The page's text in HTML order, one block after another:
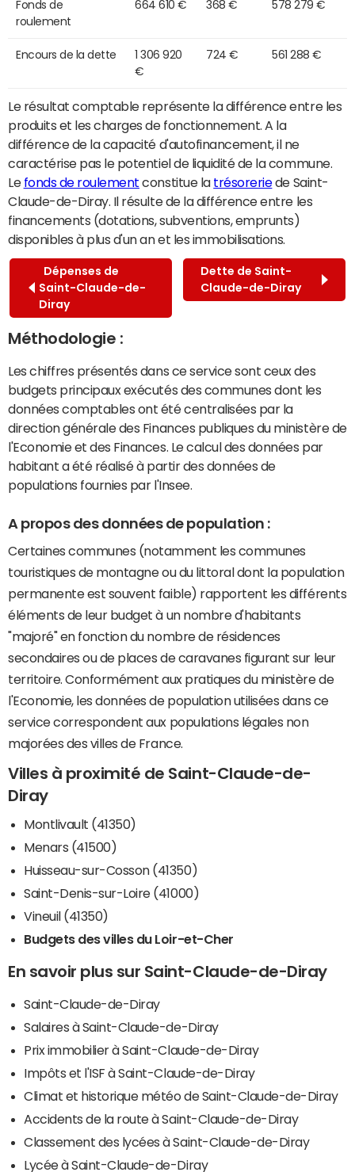
Fonds de
roulement
664 610 € 368 € 578 279 €
Encours de la dette
1 306 920
€
724 € 561 288 €
Le résultat comptable représente la différence entre les
produits et les charges de fonctionnement. A la
différence de la capacité d'autofinancement, il ne
caractérise pas le potentiel de liquidité de la commune.
Le fonds de roulement constitue la trésoreriede Saint-
Claude-de-Diray. Il résulte de la différence entre les
financements (dotations, subventions, emprunts)
disponibles à plus d'un an et les immobilisations.
Dépenses de
Saint-Claude-de-
Diray
Dette de Saint-
Claude-de-Diray
Méthodologie :
Les chiffres présentés dans ce service sont ceux des
budgets principaux exécutés des communes dont les
données comptables ont été centralisées par la
direction générale des Finances publiques du ministère de
l'Economie et des Finances. Le calcul des données par
habitant a été réalisé à partir des données de
populations fournies par l'Insee.
A propos des données de population :
Certaines communes (notamment les communes
touristiques de montagne ou du littoral dont la population
permanente est souvent faible) rapportent les différents
éléments de leur budget à un nombre d'habitants
"majoré" en fonction du nombre de résidences
secondaires ou de places de caravanes figurant sur leur
territoire. Conformément aux pratiques du ministère de
l'Economie, les données de population utilisées dans ce
service correspondent aux populations légales non
majorées des villes de France.
Villes à proximité de Saint-Claude-de-
Diray
Montlivault (41350)
Menars (41500)
Huisseau-sur-Cosson (41350)
Saint-Denis-sur-Loire (41000)
Vineuil (41350)
Budgets des villes du Loir-et-Cher
En savoir plus sur Saint-Claude-de-Diray
Saint-Claude-de-Diray
Salaires à Saint-Claude-de-Diray
Prix immobilier à Saint-Claude-de-Diray
Impôts et l'ISF à Saint-Claude-de-Diray
Climat et historique météo de Saint-Claude-de-Diray
Accidents de la route à Saint-Claude-de-Diray
Classement des lycées à Saint-Claude-de-Diray
Lycée à Saint-Claude-de-Diray